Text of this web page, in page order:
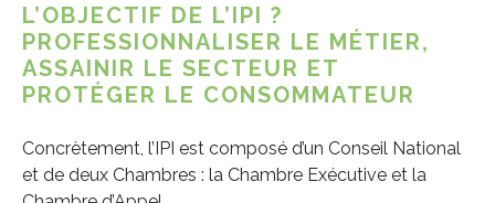
L’OBJECTIF DE L’IPI ?
PROFESSIONNALISER LE MÉTIER,
ASSAINIR LE SECTEUR ET
PROTÉGER LE CONSOMMATEUR
Concrètement, l’IPI est composé d’un Conseil National
et de deux Chambres : la Chambre Exécutive et la